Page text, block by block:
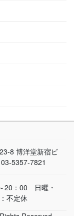
8 博洋堂新宿ビ
5357-7821
20：00 日曜・
不定休